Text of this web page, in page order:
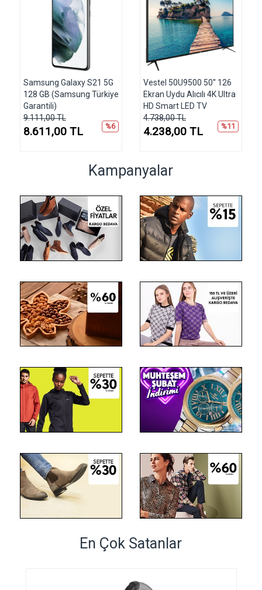
Samsung Galaxy S21 5G
128 GB (Samsung Türkiye
Garantili)
9.111,00 TL
%6
8.611,00 TL
Vestel 50U9500 50'' 126
Ekran Uydu Alıcılı 4K Ultra
HD Smart LED TV
4.738,00 TL
%11
4.238,00 TL
Kampanyalar
En Çok Satanlar